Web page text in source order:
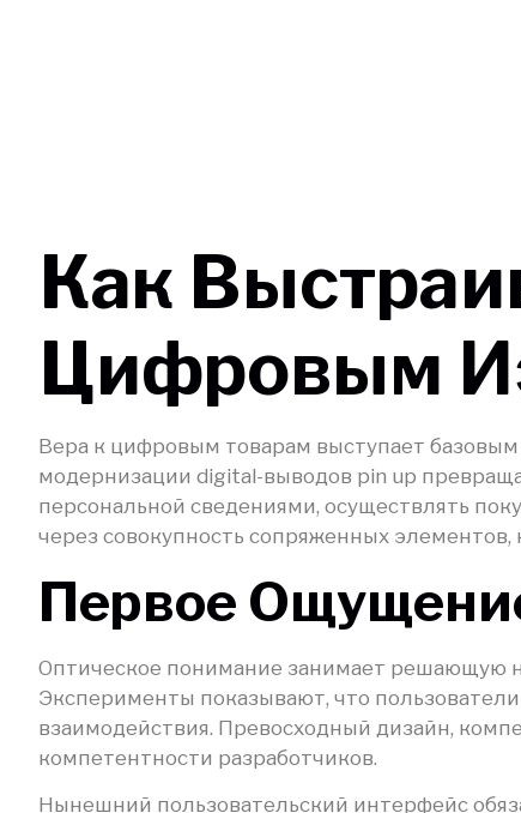
Как
Цифровым
Вера к цифровым товарам выступает
модернизации digital-выводов pin up
персональной сведениями, осуществлять
через совокупность сопряженных элементов,
Первое
Оптическое понимание занимает решающую
Эксперименты показывают, что
взаимодействия. Превосходный дизайн,
компетентности разработчиков.
Нынешний пользовательский интерфейс